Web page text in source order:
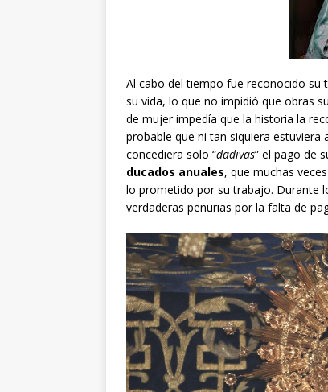
Al cabo del tiempo fue reconocido su
su vida, lo que no impidió que obras
de mujer impedía que la historia la
probable que ni tan siquiera estuviera
concediera solo “dadivas” el pago de
ducados anuales, que muchas
lo prometido por su trabajo. Durante
verdaderas penurias por la falta de